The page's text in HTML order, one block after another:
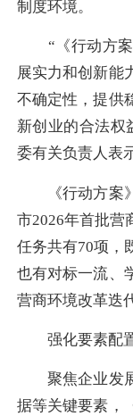
制度环境。
“《行动方案
展实力和创新能
不确定性，提供
新创业的合法权
委有关负责人表
《行动方案》
市2026年首批营
任务共有70项，
也有对标一流、
营商环境改革迭
强化要素配
聚焦企业发展
据等关键要素，